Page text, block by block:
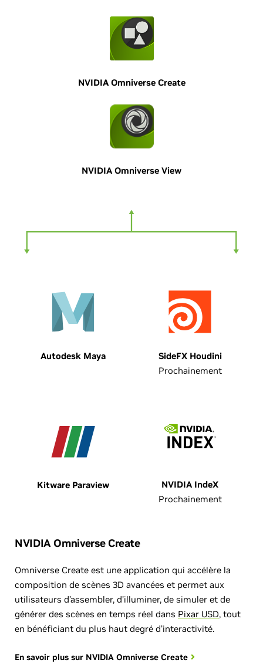
NVIDIA Omniverse Create
NVIDIA Omniverse View
Autodesk Maya
SideFX Houdini
Prochainement
Kitware Paraview
NVIDIA IndeX
Prochainement
NVIDIA Omniverse Create
Omniverse Create est une application qui accélère la
composition de scènes 3D avancées et permet aux
utilisateurs d’assembler, d’illuminer, de simuler et de
générer des scènes en temps réel dans Pixar USD, tout
en bénéficiant du plus haut degré d’interactivité.
En savoir plus sur NVIDIA Omniverse Create